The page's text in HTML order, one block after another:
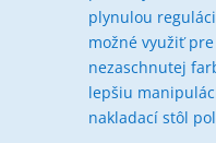
plynulou
možné využiť
nezaschnutej
lepšiu
nakladací stôl